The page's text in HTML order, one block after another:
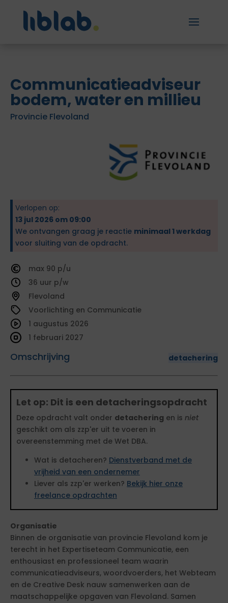
Communicatieadviseur
bodem, water en millieu
Provincie Flevoland
Verlopen op:
13 jul 2026 om 09:00
We ontvangen graag je reactie minimaal 1 werkdag
voor sluiting van de opdracht.
90
36
Flevoland
Voorlichting en Communicatie
Omschrijving detachering
1 augustus 2026
1 februari 2027
Let op: Dit is een detacheringsopdracht
Deze opdracht valt onder detachering en is niet
geschikt om als zzp'er uit te voeren in
overeenstemming met de Wet DBA.
Wat is detacheren? Dienstverband met de
vrijheid van een ondernemer
Liever als zzp'er werken? Bekijk hier onze
freelance opdrachten
Organisatie
Binnen de organisatie van provincie Flevoland kom je
terecht in het Expertiseteam Communicatie, een
enthousiast en professioneel team waarin
communicatieadviseurs, woordvoerders, het Webteam
en de Creative Desk nauw samenwerken aan de
maatschappelijke opgaven van Flevoland. Samen